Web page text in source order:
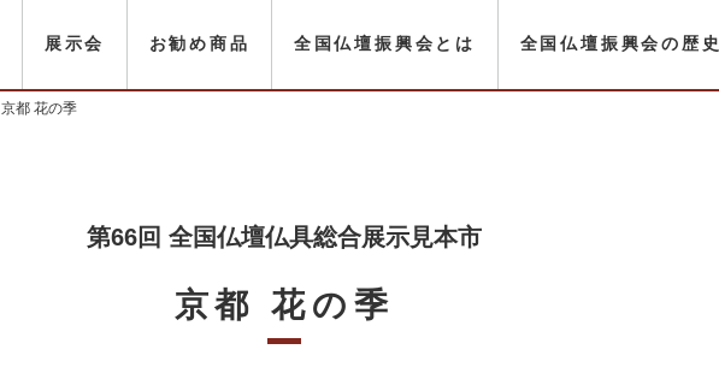
展示会 お勧め商品 全国仏壇振興会とは 全国仏壇振興会の歴史
京都 花の季
第66回 全国仏壇仏具総合展示見本市
京都 花の季